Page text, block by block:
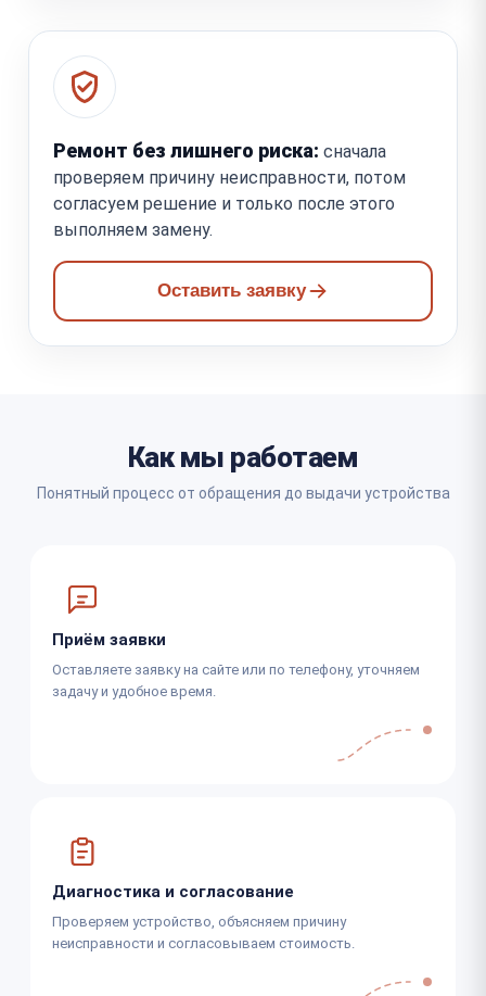
Ремонт без лишнего риска: сначала
проверяем причину неисправности, потом
согласуем решение и только после этого
выполняем замену.
Оставить заявку
Как мы работаем
Понятный процесс от обращения до выдачи устройства
Приём заявки
Оставляете заявку на сайте или по телефону, уточняем
задачу и удобное время.
Диагностика и согласование
Проверяем устройство, объясняем причину
неисправности и согласовываем стоимость.